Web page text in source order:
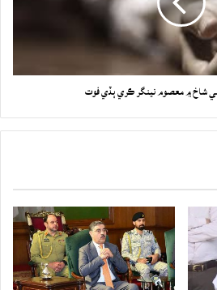
شاخ ۾ معصوم نينگر ڪري ٻڏي فوت